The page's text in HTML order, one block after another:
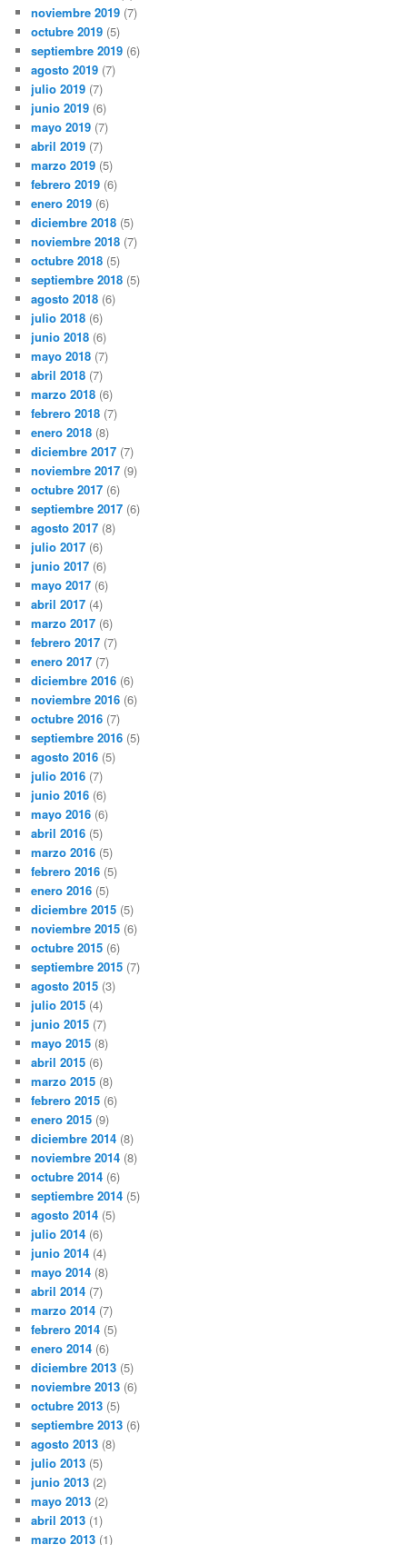
noviembre 2019 (7)
octubre 2019 (5)
septiembre 2019 (6)
agosto 2019 (7)
julio 2019 (7)
junio 2019 (6)
mayo 2019 (7)
abril 2019 (7)
marzo 2019 (5)
febrero 2019 (6)
enero 2019 (6)
diciembre 2018 (5)
noviembre 2018 (7)
octubre 2018 (5)
septiembre 2018 (5)
agosto 2018 (6)
julio 2018 (6)
junio 2018 (6)
mayo 2018 (7)
abril 2018 (7)
marzo 2018 (6)
febrero 2018 (7)
enero 2018 (8)
diciembre 2017 (7)
noviembre 2017 (9)
octubre 2017 (6)
septiembre 2017 (6)
agosto 2017 (8)
julio 2017 (6)
junio 2017 (6)
mayo 2017 (6)
abril 2017 (4)
marzo 2017 (6)
febrero 2017 (7)
enero 2017 (7)
diciembre 2016 (6)
noviembre 2016 (6)
octubre 2016 (7)
septiembre 2016 (5)
agosto 2016 (5)
julio 2016 (7)
junio 2016 (6)
mayo 2016 (6)
abril 2016 (5)
marzo 2016 (5)
febrero 2016 (5)
enero 2016 (5)
diciembre 2015 (5)
noviembre 2015 (6)
octubre 2015 (6)
septiembre 2015 (7)
agosto 2015 (3)
julio 2015 (4)
junio 2015 (7)
mayo 2015 (8)
abril 2015 (6)
marzo 2015 (8)
febrero 2015 (6)
enero 2015 (9)
diciembre 2014 (8)
noviembre 2014 (8)
octubre 2014 (6)
septiembre 2014 (5)
agosto 2014 (5)
julio 2014 (6)
junio 2014 (4)
mayo 2014 (8)
abril 2014 (7)
marzo 2014 (7)
febrero 2014 (5)
enero 2014 (6)
diciembre 2013 (5)
noviembre 2013 (6)
octubre 2013 (5)
septiembre 2013 (6)
agosto 2013 (8)
julio 2013 (5)
junio 2013 (2)
mayo 2013 (2)
abril 2013 (1)
marzo 2013 (1)